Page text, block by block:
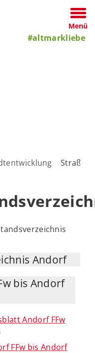
Menü
#altmarkliebe
Andorf
bis Andorf
Andorf FFw
FFw bis Andorf